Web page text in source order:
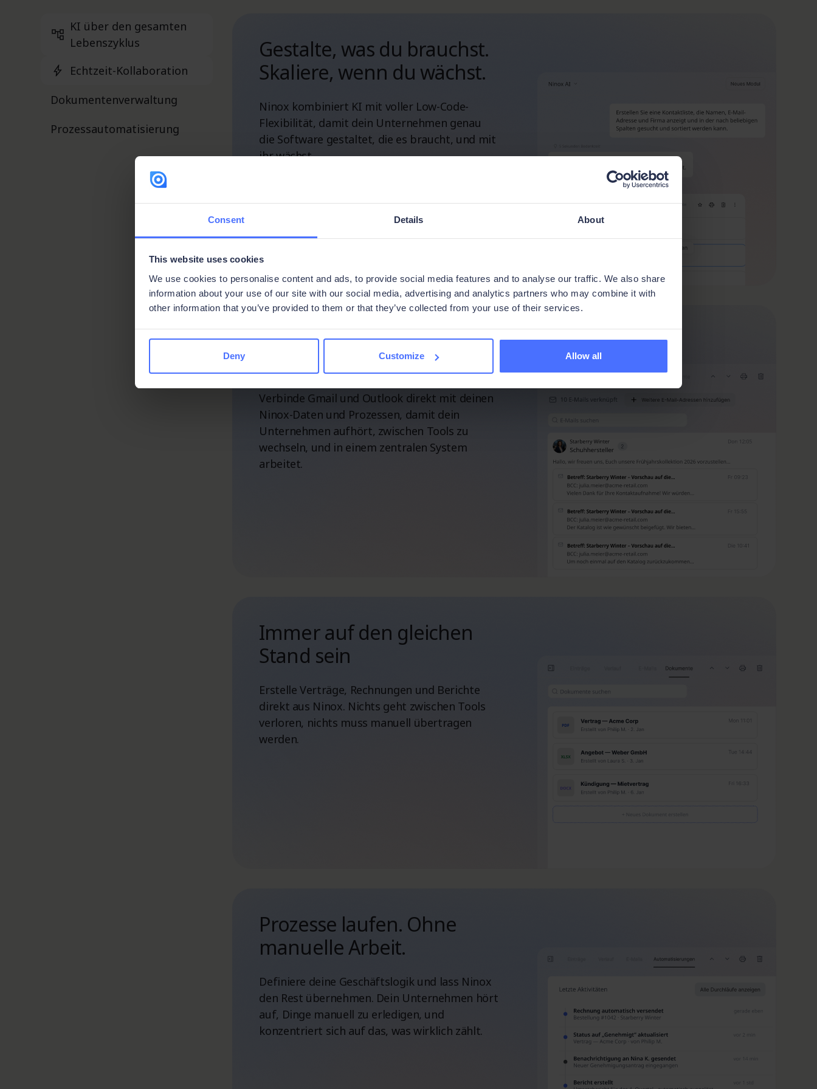
Consent Details About
This website uses cookies
We use cookies to personalise content and ads, to provide social media features and to analyse our traffic. We also share
information about your use of our site with our social media, advertising and analytics partners who may combine it with
other information that you’ve provided to them or that they’ve collected from your use of their services.
Deny Customize Allow all
KI über den gesamten
Lebenszyklus
Echtzeit-Kollaboration
Dokumentenverwaltung
Prozessautomatisierung
Gestalte, was du brauchst.
Skaliere, wenn du wächst.
Ninox kombiniert KI mit voller Low-Code-
Flexibilität, damit dein Unternehmen genau
die Software gestaltet, die es braucht, und mit
ihr wächst.
Verbinde deine E-Mails mit
der Arbeit dahinter.
Verbinde Gmail und Outlook direkt mit deinen
Ninox-Daten und Prozessen, damit dein
Unternehmen aufhört, zwischen Tools zu
wechseln, und in einem zentralen System
arbeitet.
Immer auf den gleichen
Stand sein
Erstelle Verträge, Rechnungen und Berichte
direkt aus Ninox. Nichts geht zwischen Tools
verloren, nichts muss manuell übertragen
werden.
Prozesse laufen. Ohne
manuelle Arbeit.
Definiere deine Geschäftslogik und lass Ninox
den Rest übernehmen. Dein Unternehmen hört
auf, Dinge manuell zu erledigen, und
konzentriert sich auf das, was wirklich zählt.